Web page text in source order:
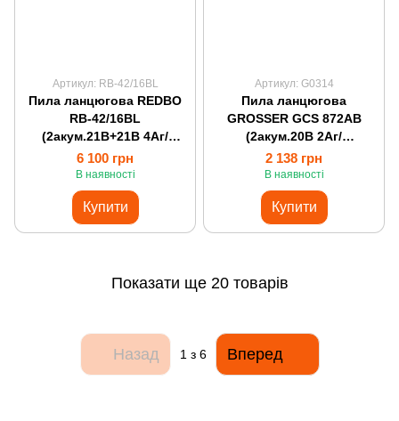
Артикул: RB-42/16BL
Пила ланцюгова REDBO
RB-42/16BL
(2акум.21В+21В 4Аг/
зарядний/40cм)
6 100 грн
В наявності
Купити
Артикул: G0314
Пила ланцюгова
GROSSER GCS 872AB
(2акум.20В 2Аг/
зарядний/2 ланцюги/2
шини/15+20cм/кейс)
2 138 грн
В наявності
Купити
Показати ще 20 товарів
Назад 1 з 6 Вперед